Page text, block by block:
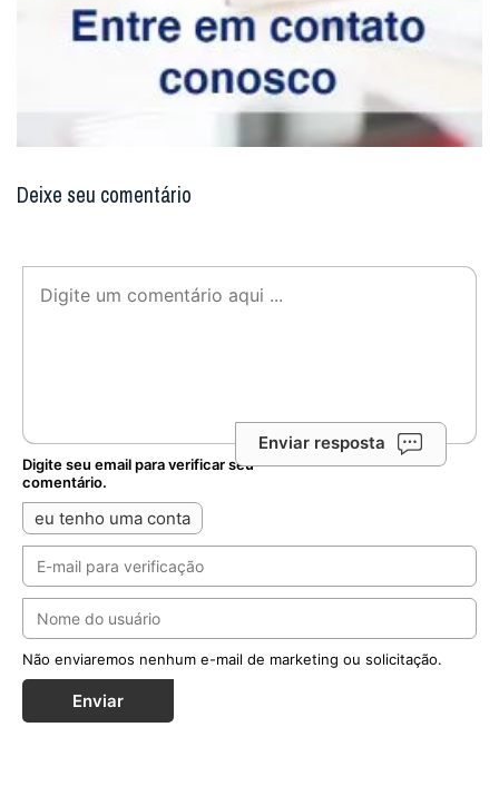
Deixe seu comentário
Enviar resposta
Digite seu email para verificar seu
comentário.
eu tenho uma conta
Não enviaremos nenhum e-mail de marketing ou solicitação.
Enviar